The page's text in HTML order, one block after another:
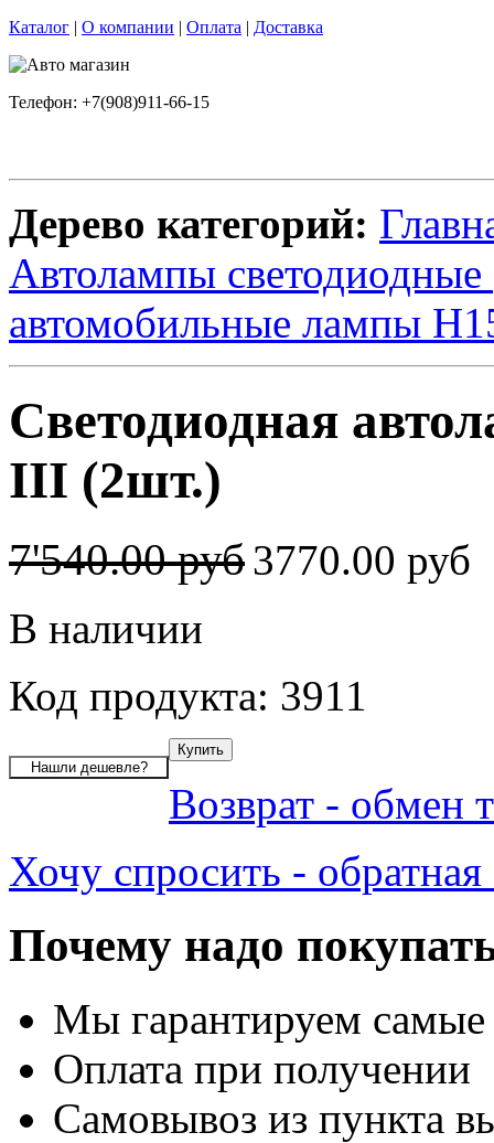
Каталог | О компании | Оплата | Доставка
Телефон: +7(908)911-66-15
Дерево категорий:
Автолампы светодиодные
автомобильные лампы
Светодиодная
III (2шт.)
7'540.00 руб3770.00 руб
В наличии
Код продукта: 3911
Возврат - обмен
Хочу спросить - обратная
Почему надо
Мы гарантируем
Оплата при получении
Самовывоз из пункта